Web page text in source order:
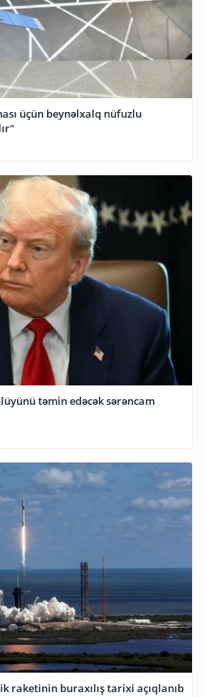
üçün beynəlxalq nüfuzlu
təmin edəcək sərəncam
raketinin buraxılış tarixi açıqlanıb